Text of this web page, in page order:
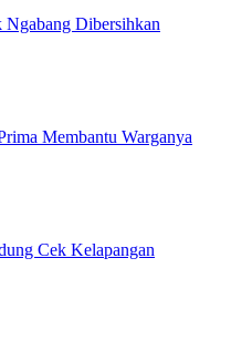
Ngabang Dibersihkan
Membantu Warganya
Cek Kelapangan